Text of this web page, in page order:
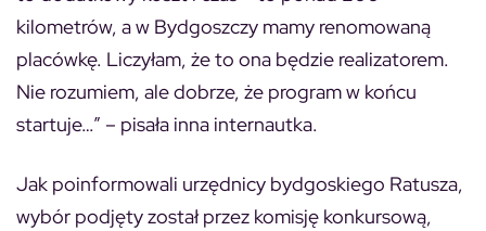
kilometrów, a w Bydgoszczy mamy renomowaną
placówkę. Liczyłam, że to ona będzie realizatorem.
Nie rozumiem, ale dobrze, że program w końcu
startuje…” – pisała inna internautka.
Jak poinformowali urzędnicy bydgoskiego Ratusza,
wybór podjęty został przez komisję konkursową,